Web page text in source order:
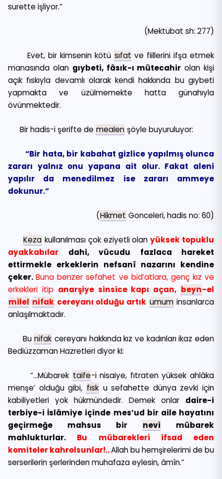
surette işliyor.”
(Mektubat sh: 277)
Evet, bir kimsenin kötü sıfat ve fiillerini ifşa etmek
manasında olan gıybeti, fâsık-ı mütecahir olan kişi
açık fıskıyla devamlı olarak kendi hakkında bu gıybeti
yapmakta ve üzülmemekte hatta günahıyla
övünmektedir.
Bir hadis-i şerifte de mealen şöyle buyuruluyor:
“Bir hata, bir kabahat gizlice yapılmış olunca
zararı yalnız onu yapana ait olur. Fakat aleni
yapılır da menedilmez ise zararı ammeye
dokunur.”
(Hikmet Gonceleri, hadis no: 60)
Keza kullanılması çok eziyetli olanyüksek topuklu
ayakkabılar dahi, vücudu fazlaca hareket
ettirmekle erkeklerin nefsanî nazarını kendine
çeker.Buna benzer sefahet ve bid’atlara, genç kız ve
erkekleri itip anarşiye sinsice kapı açan, beyn-el
milel nifak cereyanı olduğu artık umum insanlarca
anlaşılmaktadır.
Bu nifak cereyanı hakkında kız ve kadınları ikaz eden
Bediüzzaman Hazretleri diyor ki:
“…Mübarek taife-i nisaiye, fıtraten yüksek ahlâka
menşe’ olduğu gibi, fısk u sefahette dünya zevki için
kabiliyetleri yok hükmündedir. Demek onlar daire-i
terbiye-i İslâmiye içinde mes’ud bir aile hayatını
geçirmeğe mahsus bir nevi mübarek
mahlukturlar. Bu mübarekleri ifsad eden
komiteler kahrolsunlar!..Allah bu hemşirelerimi de bu
serserilerin şerlerinden muhafaza eylesin, âmîn.”